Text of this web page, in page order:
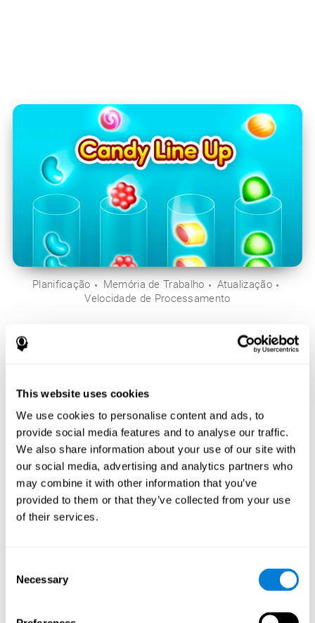
This website uses cookies
We use cookies to personalise content and ads, to
provide social media features and to analyse our traffic.
We also share information about your use of our site with
our social media, advertising and analytics partners who
may combine it with other information that you’ve
provided to them or that they’ve collected from your use
of their services.
Selection
Necessary
Planificação Memória de Trabalho
Atualização
Velocidade de Processamento